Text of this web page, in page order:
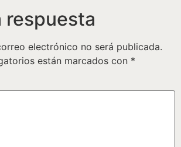
respuesta
electrónico no será publicada.
están marcados con *